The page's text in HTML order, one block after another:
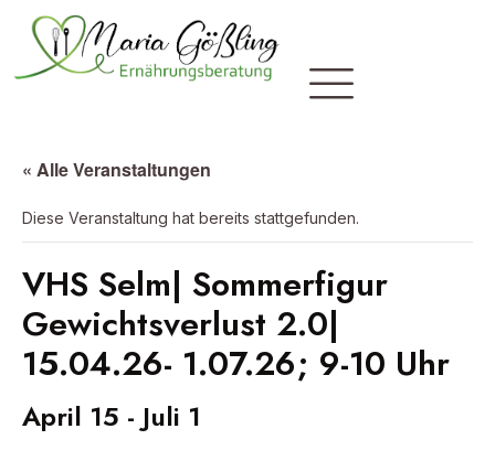
« Alle Veranstaltungen
Diese Veranstaltung hat bereits stattgefunden.
VHS Selm| Sommerfigur
Gewichtsverlust 2.0|
15.04.26- 1.07.26; 9-10 Uhr
April 15 -Juli 1